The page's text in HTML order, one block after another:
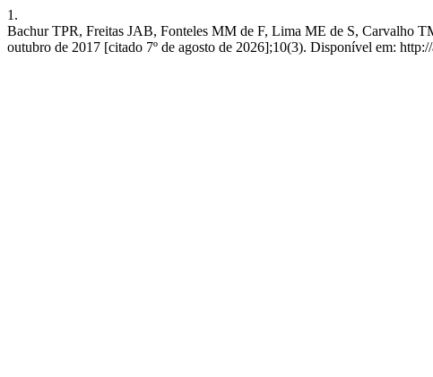
1.
Bachur TPR, Freitas JAB, Fonteles MM de F, Lima ME de S, Carvalho
outubro de 2017 [citado 7º de agosto de 2026];10(3). Disponível em: